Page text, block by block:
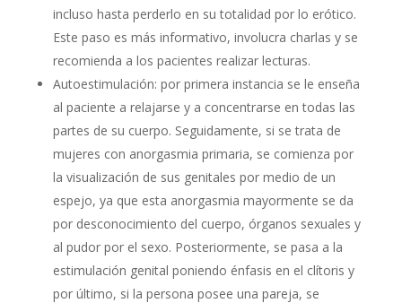
incluso hasta perderlo en su totalidad por lo erótico.
Este paso es más informativo, involucra charlas y se
recomienda a los pacientes realizar lecturas.
Autoestimulación: por primera instancia se le enseña
al paciente a relajarse y a concentrarse en todas las
partes de su cuerpo. Seguidamente, si se trata de
mujeres con anorgasmia primaria, se comienza por
la visualización de sus genitales por medio de un
espejo, ya que esta anorgasmia mayormente se da
por desconocimiento del cuerpo, órganos sexuales y
al pudor por el sexo. Posteriormente, se pasa a la
estimulación genital poniendo énfasis en el clítoris y
por último, si la persona posee una pareja, se